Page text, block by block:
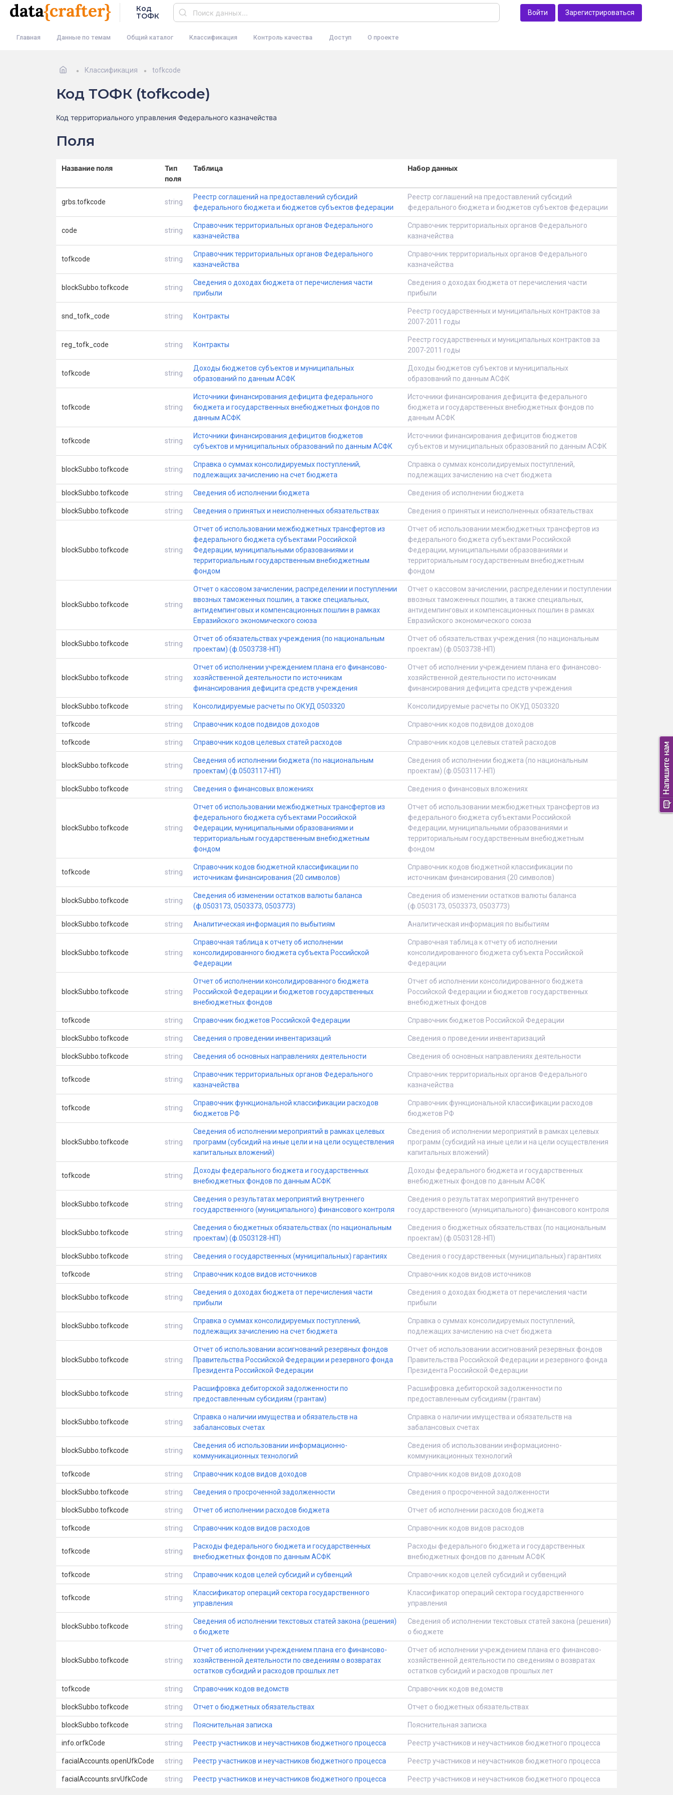
Код
ТОФК
Войти Зарегистрироваться
Главная Данные по темам Общий каталог Классификация Контроль качества Доступ О проекте
Классификация tofkcode
Код ТОФК (tofkcode)
Код территориального управления Федерального казначейства
Поля
Название поля
Тип
поля
Таблица Набор данных
grbs.tofkcode string
Реестр соглашений на предоставлений субсидий
федерального бюджета и бюджетов субъектов федерации
Реестр соглашений на предоставлений субсидий
федерального бюджета и бюджетов субъектов федерации
code string
Справочник территориальных органов Федерального
казначейства
Справочник территориальных органов Федерального
казначейства
tofkcode string
Справочник территориальных органов Федерального
казначейства
Справочник территориальных органов Федерального
казначейства
blockSubbo.tofkcode string
Сведения о доходах бюджета от перечисления части
прибыли
Сведения о доходах бюджета от перечисления части
прибыли
snd_tofk_code string Контракты
Реестр государственных и муниципальных контрактов за
2007-2011 годы
reg_tofk_code string Контракты
Реестр государственных и муниципальных контрактов за
2007-2011 годы
tofkcode string
Доходы бюджетов субъектов и муниципальных
образований по данным АСФК
Доходы бюджетов субъектов и муниципальных
образований по данным АСФК
tofkcode string
Источники финансирования дефицита федерального
бюджета и государственных внебюджетных фондов по
данным АСФК
Источники финансирования дефицита федерального
бюджета и государственных внебюджетных фондов по
данным АСФК
tofkcode string
Источники финансирования дефицитов бюджетов
субъектов и муниципальных образований по данным АСФК
Источники финансирования дефицитов бюджетов
субъектов и муниципальных образований по данным АСФК
blockSubbo.tofkcode string
Справка о суммах консолидируемых поступлений,
подлежащих зачислению на счет бюджета
Справка о суммах консолидируемых поступлений,
подлежащих зачислению на счет бюджета
blockSubbo.tofkcode string Сведения об исполнении бюджета Сведения об исполнении бюджета
blockSubbo.tofkcode string Сведения о принятых и неисполненных обязательствах Сведения о принятых и неисполненных обязательствах
blockSubbo.tofkcode string
Отчет об использовании межбюджетных трансфертов из
федерального бюджета субъектами Российской
Федерации, муниципальными образованиями и
территориальным государственным внебюджетным
фондом
Отчет об использовании межбюджетных трансфертов из
федерального бюджета субъектами Российской
Федерации, муниципальными образованиями и
территориальным государственным внебюджетным
фондом
blockSubbo.tofkcode string
Отчет о кассовом зачислении, распределении и поступлении
ввозных таможенных пошлин, а также специальных,
антидемпинговых и компенсационных пошлин в рамках
Евразийского экономического союза
Отчет о кассовом зачислении, распределении и поступлении
ввозных таможенных пошлин, а также специальных,
антидемпинговых и компенсационных пошлин в рамках
Евразийского экономического союза
blockSubbo.tofkcode string
Отчет об обязательствах учреждения (по национальным
проектам) (ф.0503738-НП)
Отчет об обязательствах учреждения (по национальным
проектам) (ф.0503738-НП)
blockSubbo.tofkcode string
Отчет об исполнении учреждением плана его финансово-
хозяйственной деятельности по источникам
финансирования дефицита средств учреждения
Отчет об исполнении учреждением плана его финансово-
хозяйственной деятельности по источникам
финансирования дефицита средств учреждения
blockSubbo.tofkcode string Консолидируемые расчеты по ОКУД 0503320 Консолидируемые расчеты по ОКУД 0503320
tofkcode string Справочник кодов подвидов доходов Справочник кодов подвидов доходов
tofkcode string Справочник кодов целевых статей расходов Справочник кодов целевых статей расходов
blockSubbo.tofkcode string
Сведения об исполнении бюджета (по национальным
проектам) (ф.0503117-НП)
Сведения об исполнении бюджета (по национальным
проектам) (ф.0503117-НП)
blockSubbo.tofkcode string Сведения о финансовых вложениях Сведения о финансовых вложениях
blockSubbo.tofkcode string
Отчет об использовании межбюджетных трансфертов из
федерального бюджета субъектами Российской
Федерации, муниципальными образованиями и
территориальным государственным внебюджетным
фондом
Отчет об использовании межбюджетных трансфертов из
федерального бюджета субъектами Российской
Федерации, муниципальными образованиями и
территориальным государственным внебюджетным
фондом
tofkcode string
Справочник кодов бюджетной классификации по
источникам финансирования (20 символов)
Справочник кодов бюджетной классификации по
источникам финансирования (20 символов)
blockSubbo.tofkcode string
Сведения об изменении остатков валюты баланса
(ф.0503173, 0503373, 0503773)
Сведения об изменении остатков валюты баланса
(ф.0503173, 0503373, 0503773)
blockSubbo.tofkcode string Аналитическая информация по выбытиям Аналитическая информация по выбытиям
blockSubbo.tofkcode string
Справочная таблица к отчету об исполнении
консолидированного бюджета субъекта Российской
Федерации
Справочная таблица к отчету об исполнении
консолидированного бюджета субъекта Российской
Федерации
blockSubbo.tofkcode string
Отчет об исполнении консолидированного бюджета
Российской Федерации и бюджетов государственных
внебюджетных фондов
Отчет об исполнении консолидированного бюджета
Российской Федерации и бюджетов государственных
внебюджетных фондов
tofkcode string Справочник бюджетов Российской Федерации Справочник бюджетов Российской Федерации
blockSubbo.tofkcode string Сведения о проведении инвентаризаций Сведения о проведении инвентаризаций
blockSubbo.tofkcode string Сведения об основных направлениях деятельности Сведения об основных направлениях деятельности
tofkcode string
Справочник территориальных органов Федерального
казначейства
Справочник территориальных органов Федерального
казначейства
tofkcode string
Справочник функциональной классификации расходов
бюджетов РФ
Справочник функциональной классификации расходов
бюджетов РФ
blockSubbo.tofkcode string
Сведения об исполнении мероприятий в рамках целевых
программ (субсидий на иные цели и на цели осуществления
капитальных вложений)
Сведения об исполнении мероприятий в рамках целевых
программ (субсидий на иные цели и на цели осуществления
капитальных вложений)
tofkcode string
Доходы федерального бюджета и государственных
внебюджетных фондов по данным АСФК
Доходы федерального бюджета и государственных
внебюджетных фондов по данным АСФК
blockSubbo.tofkcode string
Сведения о результатах мероприятий внутреннего
государственного (муниципального) финансового контроля
Сведения о результатах мероприятий внутреннего
государственного (муниципального) финансового контроля
blockSubbo.tofkcode string
Сведения о бюджетных обязательствах (по национальным
проектам) (ф.0503128-НП)
Сведения о бюджетных обязательствах (по национальным
проектам) (ф.0503128-НП)
blockSubbo.tofkcode string Сведения о государственных (муниципальных) гарантиях Сведения о государственных (муниципальных) гарантиях
tofkcode string Справочник кодов видов источников Справочник кодов видов источников
blockSubbo.tofkcode string
Сведения о доходах бюджета от перечисления части
прибыли
Сведения о доходах бюджета от перечисления части
прибыли
blockSubbo.tofkcode string
Справка о суммах консолидируемых поступлений,
подлежащих зачислению на счет бюджета
Справка о суммах консолидируемых поступлений,
подлежащих зачислению на счет бюджета
blockSubbo.tofkcode string
Отчет об использовании ассигнований резервных фондов
Правительства Российской Федерации и резервного фонда
Президента Российской Федерации
Отчет об использовании ассигнований резервных фондов
Правительства Российской Федерации и резервного фонда
Президента Российской Федерации
blockSubbo.tofkcode string
Расшифровка дебиторской задолженности по
предоставленным субсидиям (грантам)
Расшифровка дебиторской задолженности по
предоставленным субсидиям (грантам)
blockSubbo.tofkcode string
Справка о наличии имущества и обязательств на
забалансовых счетах
Справка о наличии имущества и обязательств на
забалансовых счетах
blockSubbo.tofkcode string
Сведения об использовании информационно-
коммуникационных технологий
Сведения об использовании информационно-
коммуникационных технологий
tofkcode string Справочник кодов видов доходов Справочник кодов видов доходов
blockSubbo.tofkcode string Сведения о просроченной задолженности Сведения о просроченной задолженности
blockSubbo.tofkcode string Отчет об исполнении расходов бюджета Отчет об исполнении расходов бюджета
tofkcode string Справочник кодов видов расходов Справочник кодов видов расходов
tofkcode string
Расходы федерального бюджета и государственных
внебюджетных фондов по данным АСФК
Расходы федерального бюджета и государственных
внебюджетных фондов по данным АСФК
tofkcode string Справочник кодов целей субсидий и субвенций Справочник кодов целей субсидий и субвенций
tofkcode string
Классификатор операций сектора государственного
управления
Классификатор операций сектора государственного
управления
blockSubbo.tofkcode string
Сведения об исполнении текстовых статей закона (решения)
о бюджете
Сведения об исполнении текстовых статей закона (решения)
о бюджете
blockSubbo.tofkcode string
Отчет об исполнении учреждением плана его финансово-
хозяйственной деятельности по cведениям о возвратах
остатков субсидий и расходов прошлых лет
Отчет об исполнении учреждением плана его финансово-
хозяйственной деятельности по cведениям о возвратах
остатков субсидий и расходов прошлых лет
tofkcode string Справочник кодов ведомств Справочник кодов ведомств
blockSubbo.tofkcode string Отчет о бюджетных обязательствах Отчет о бюджетных обязательствах
blockSubbo.tofkcode string Пояснительная записка Пояснительная записка
info.orfkCode string Реестр участников и неучастников бюджетного процесса Реестр участников и неучастников бюджетного процесса
facialAccounts.openUfkCode string Реестр участников и неучастников бюджетного процесса Реестр участников и неучастников бюджетного процесса
facialAccounts.srvUfkCode string Реестр участников и неучастников бюджетного процесса Реестр участников и неучастников бюджетного процесса